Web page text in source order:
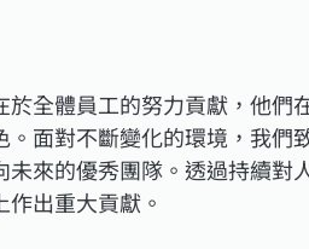
於全體員工的努力貢獻，他
。面對不斷變化的環境，我
未來的優秀團隊。透過持續
出重大貢獻。